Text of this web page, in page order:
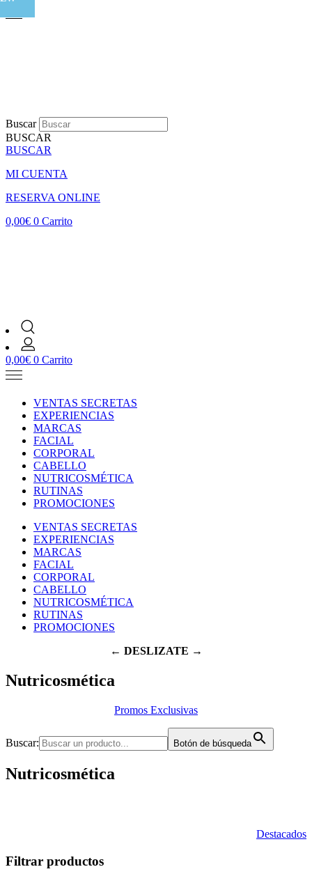
Buscar
BUSCAR
BUSCAR
MI CUENTA
RESERVA ONLINE
0,00€ 0 Carrito
0,00€ 0 Carrito
VENTAS SECRETAS
EXPERIENCIAS
MARCAS
FACIAL
CORPORAL
CABELLO
NUTRICOSMÉTICA
RUTINAS
PROMOCIONES
VENTAS SECRETAS
EXPERIENCIAS
MARCAS
FACIAL
CORPORAL
CABELLO
NUTRICOSMÉTICA
RUTINAS
PROMOCIONES
← DESLIZATE →
Nutricosmética
Promos Exclusivas
Buscar: Botón de búsqueda
Nutricosmética
Destacados
Filtrar productos